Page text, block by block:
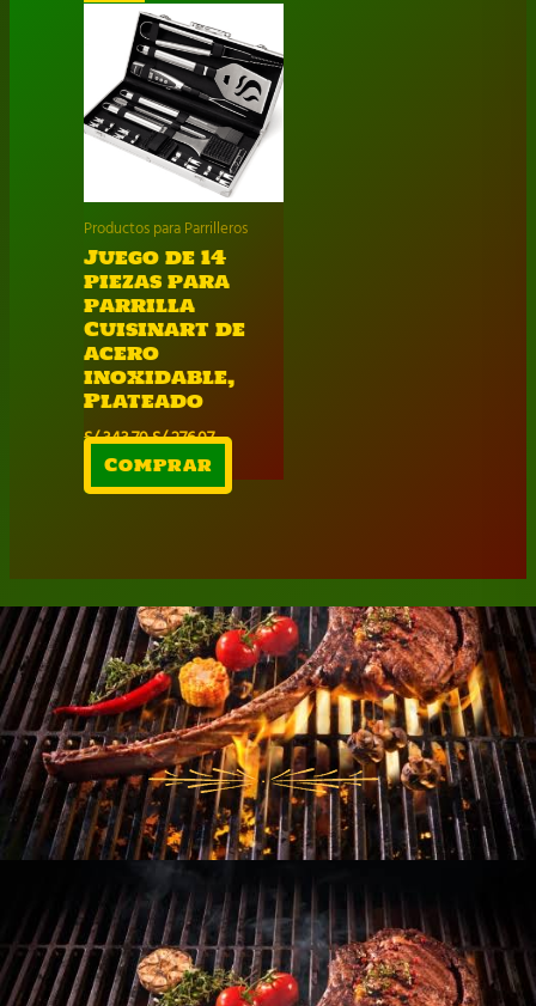
Productos para Parrilleros
Juego de 14
piezas para
parrilla
Cuisinart de
acero
inoxidable,
Plateado
S/343.70El
original
era:
S/276.07El
actual
es:
Comprar